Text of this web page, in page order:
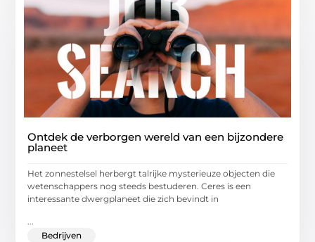
Ontdek de verborgen wereld van een bijzondere
planeet
Het zonnestelsel herbergt talrijke mysterieuze objecten die
wetenschappers nog steeds bestuderen. Ceres is een
interessante dwergplaneet die zich bevindt in
...
Bedrijven